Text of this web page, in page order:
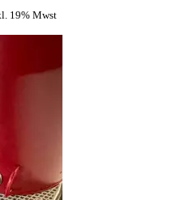
19% Mwst